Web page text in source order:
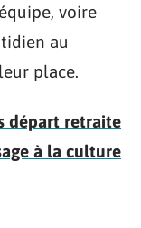
voire
au
place.
départ retraite
à la culture